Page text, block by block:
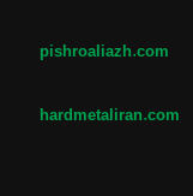
pishroaliazh.com
hardmetaliran.com